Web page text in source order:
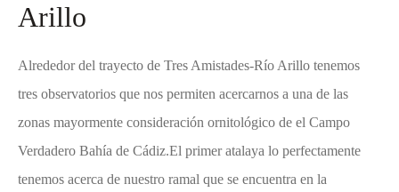
Arillo
Alrededor del trayecto de Tres Amistades-Río Arillo tenemos
tres observatorios que nos permiten acercarnos a una de las
zonas mayormente consideración ornitológico de el Campo
Verdadero Bahía de Cádiz.El primer atalaya lo perfectamente
tenemos acerca de nuestro ramal que se encuentra en la